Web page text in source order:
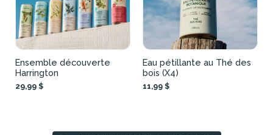
Ensemble découverte
Harrington
29,99 $
Eau pétillante au Thé des
bois (X4)
11,99 $